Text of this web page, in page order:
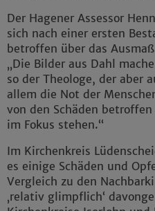
Der Hagener Assessor
sich nach einer ersten
betroffen über das
„Die Bilder aus Dahl
so der Theologe, der aber
allem die Not der
von den Schäden
im Fokus stehen.“
Im Kirchenkreis
es einige Schäden und
Vergleich zu den
‚relativ glimpflich‘